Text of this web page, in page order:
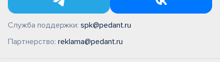
Служба поддержки: spk@pedant.ru
Партнерство: reklama@pedant.ru